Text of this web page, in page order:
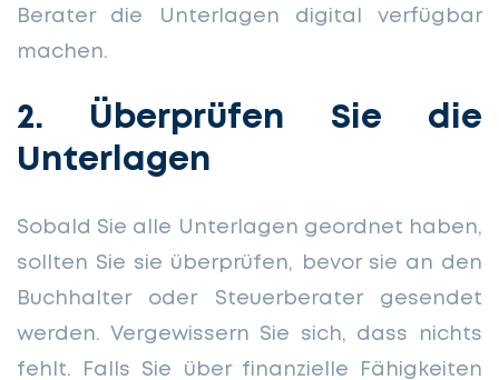
Berater die Unterlagen digital verfügbar
machen.
2. Überprüfen Sie die
Unterlagen
Sobald Sie alle Unterlagen geordnet haben,
sollten Sie sie überprüfen, bevor sie an den
Buchhalter oder Steuerberater gesendet
werden. Vergewissern Sie sich, dass nichts
fehlt. Falls Sie über finanzielle Fähigkeiten